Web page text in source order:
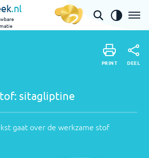
.nl
over
de
werkzame
sitagliptine
gaat over de werkzame stof
PRINT DEEL